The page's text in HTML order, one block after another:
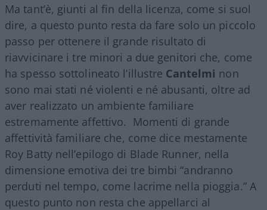
Ma tant’è, giunti al fin della licenza, come si suol
dire, a questo punto resta da fare solo un piccolo
passo per ottenere il grande risultato di
riavvicinare i tre minori a due genitori che, come
ha spesso sottolineato l’illustre Cantelmi non
sono mai stati né violenti e né abusanti, oltre ad
aver realizzato un ambiente familiare
estremamente affettivo. Momenti di grande
affettività familiare che, come dice mestamente
Roy Batty nell’epilogo di Blade Runner, nella
dimensione emotiva dei tre bimbi “andranno
perduti nel tempo, come lacrime nella pioggia.” A
questo punto non resta che appellarci al